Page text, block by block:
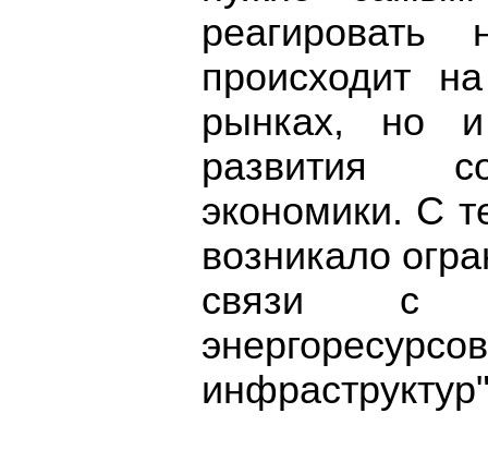
происходит
рынках, но
развития
экономики. С
возникало
связи с